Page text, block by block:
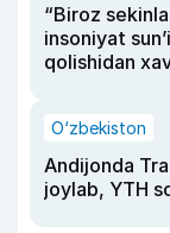
“Biroz
insoniyat
qolishidan
O‘zbekiston
Andijonda
joylab, YTH